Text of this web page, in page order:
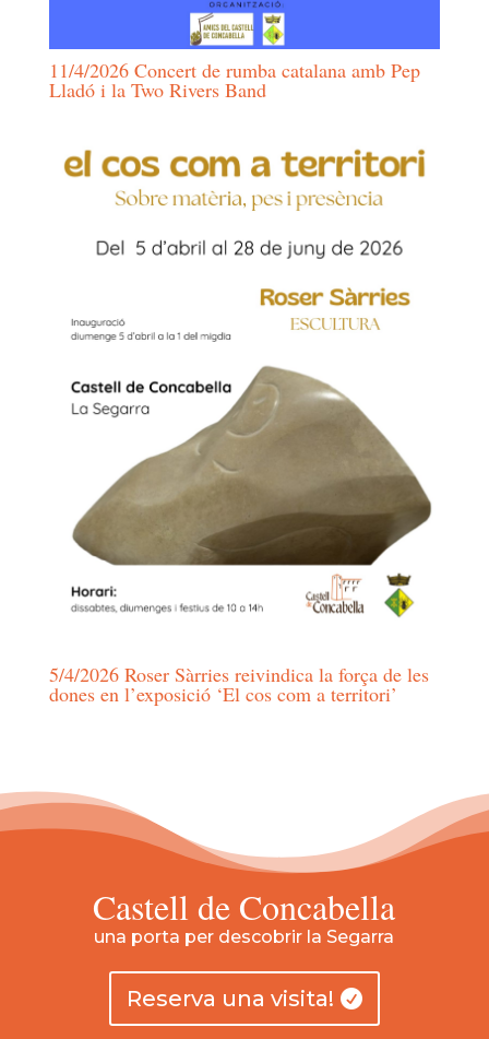
11/4/2026 Concert de rumba catalana amb Pep
Lladó i la Two Rivers Band
5/4/2026 Roser Sàrries reivindica la força de les
dones en l’exposició ‘El cos com a territori’
Castell de Concabella
una porta per descobrir la Segarra
Reserva una visita!